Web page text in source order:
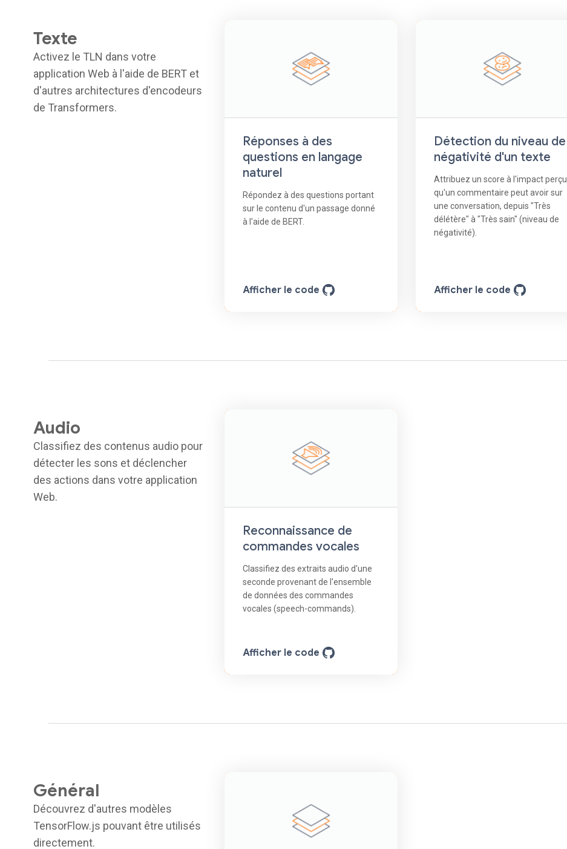
Texte
Activez le TLN dans votre
application Web à l'aide de BERT et
d'autres architectures d'encodeurs
de Transformers.
Réponses à des
questions en langage
naturel
Répondez à des questions portant
sur le contenu d'un passage donné
à l'aide de BERT.
Afficher le code
Détection du niveau de
négativité d'un texte
Attribuez un score à l'impact perçu
qu'un commentaire peut avoir sur
une conversation, depuis "Très
délétère" à "Très sain" (niveau de
négativité).
Afficher le code
Audio
Classifiez des contenus audio pour
détecter les sons et déclencher
des actions dans votre application
Web.
Reconnaissance de
commandes vocales
Classifiez des extraits audio d'une
seconde provenant de l'ensemble
de données des commandes
vocales (speech-commands).
Afficher le code
Général
Découvrez d'autres modèles
TensorFlow.js pouvant être utilisés
directement.